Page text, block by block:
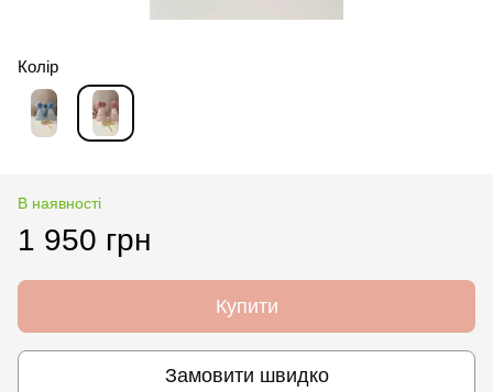
Колір
В наявності
1 950 грн
Купити
Замовити швидко